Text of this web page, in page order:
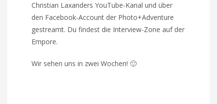
Christian Laxanders YouTube-Kanal und über
den Facebook-Account der Photo+Adventure
gestreamt. Du findest die Interview-Zone auf der
Empore.
Wir sehen uns in zwei Wochen! 🙂